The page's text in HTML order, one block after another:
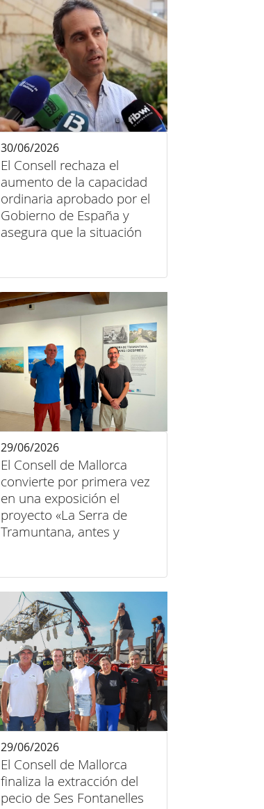
El Consell rechaza el
aumento de la capacidad
ordinaria aprobado por el
Gobierno de España y
asegura que la situación
30/06/2026
El Consell de Mallorca
convierte por primera vez
en una exposición el
proyecto «La Serra de
Tramuntana, antes y
29/06/2026
El Consell de Mallorca
finaliza la extracción del
pecio de Ses Fontanelles
29/06/2026